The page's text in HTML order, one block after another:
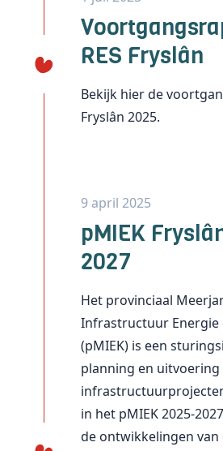
RES Fryslân
Bekijk hier de
Fryslân 2025.
9 april 2025
pMIEK
2027
Het provinciaal
Infrastructuur Energie
(pMIEK) is een
planning en uitvoering
in het pMIEK 2025-2027
de ontwikkelingen van